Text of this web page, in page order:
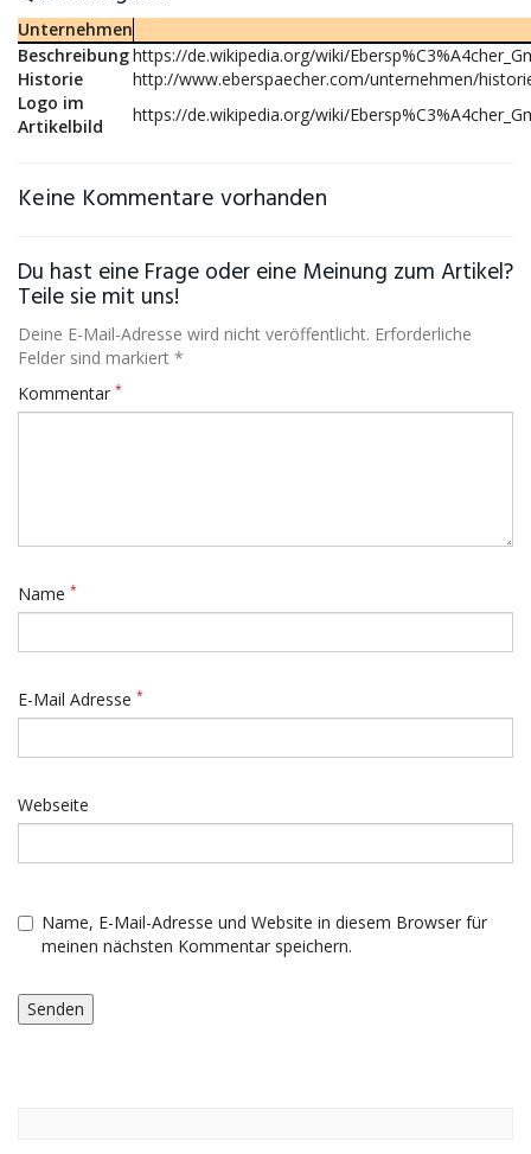
Unternehmen
Beschreibunghttps://de.wikipedia.org/wiki/
Historie
http://www.eberspaecher.com/unternehmen/
Logo im
Artikelbild
https://de.wikipedia.org/wiki/
Keine Kommentare vorhanden
Du hast eine Frage oder eine Meinung zum Artikel?
Teile sie mit uns!
Deine E-Mail-Adresse wird nicht veröffentlicht. Erforderliche
Felder sind markiert *
Kommentar *
Name *
E-Mail Adresse *
Webseite
Name, E-Mail-Adresse und Website in diesem Browser für
meinen nächsten Kommentar speichern.